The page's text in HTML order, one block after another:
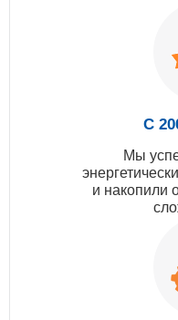
С
Мы
и накопили